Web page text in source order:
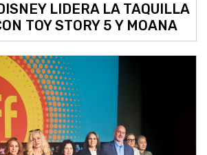
LIDERA LA TAQUILLA
TOY STORY 5 Y MOANA